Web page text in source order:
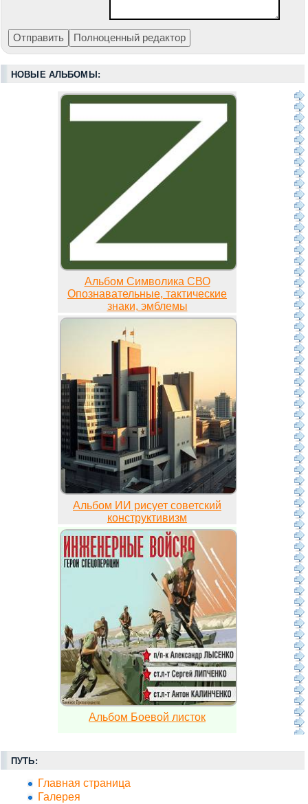
НОВЫЕ АЛЬБОМЫ:
Альбом Символика СВО
Опознавательные, тактические
знаки, эмблемы
Альбом ИИ рисует советский
конструктивизм
Альбом Боевой листок
ПУТЬ:
Главная страница
Галерея